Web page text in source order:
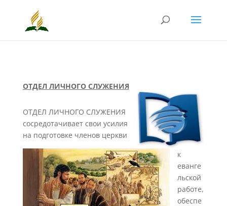
ОТДЕЛ ЛИЧНОГО СЛУЖЕНИЯ
ОТДЕЛ ЛИЧНОГО СЛУЖЕНИЯ
сосредотачивает свои усилия
на подготовке членов церкви
к
еванге
льской
работе,
обеспе